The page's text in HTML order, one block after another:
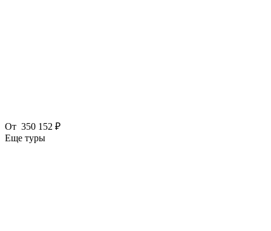
От 350 152 ₽
Еще туры